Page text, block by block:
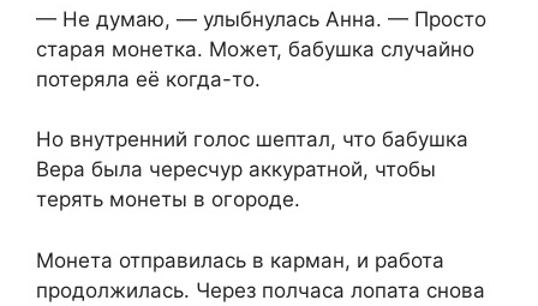
— Не думаю, — улыбнулась Анна. — Просто
старая монетка. Может, бабушка случайно
потеряла её когда-то.
Но внутренний голос шептал, что бабушка
Вера была чересчур аккуратной, чтобы
терять монеты в огороде.
Монета отправилась в карман, и работа
продолжилась. Через полчаса лопата снова